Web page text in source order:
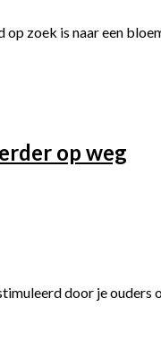
zoek is naar een
op weg
door je ouders